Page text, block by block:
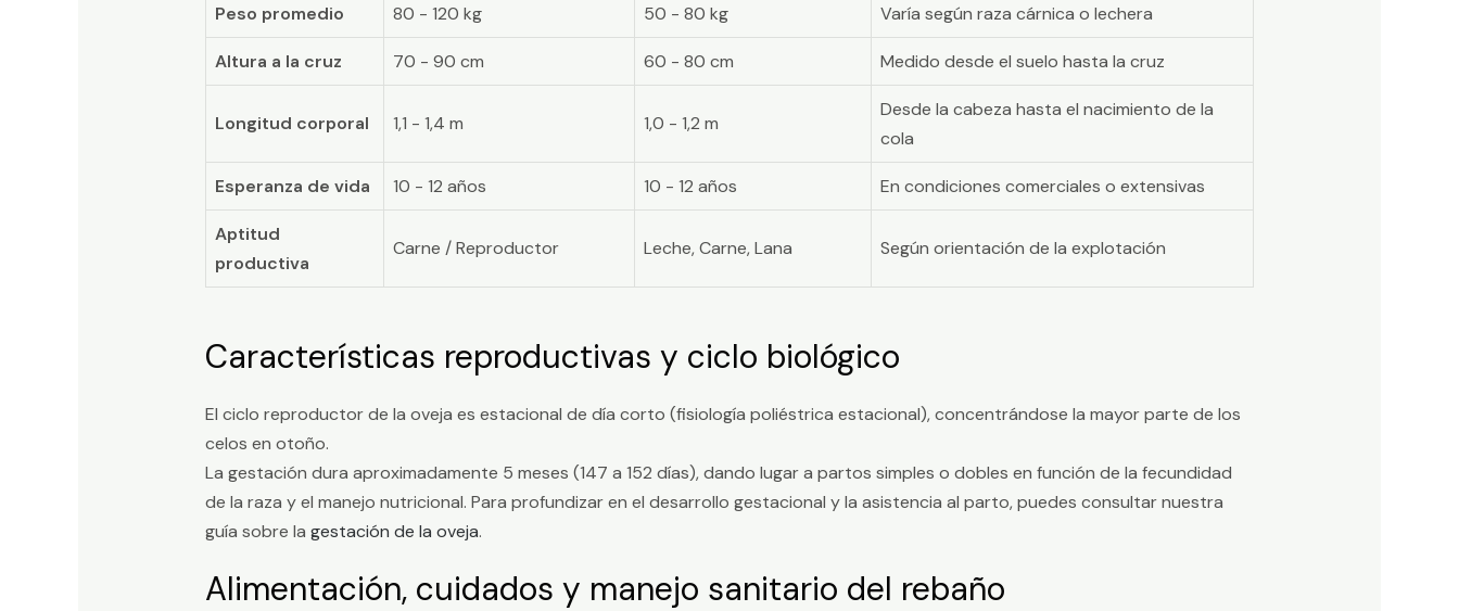
Peso promedio 80 - 120 kg 50 - 80 kg Varía según raza cárnica o lechera
Altura a la cruz 70 - 90 cm 60 - 80 cm Medido desde el suelo hasta la cruz
Longitud corporal 1,1 - 1,4 m 1,0 - 1,2 m
Desde la cabeza hasta el nacimiento de la
cola
Esperanza de vida 10 - 12 años 10 - 12 años En condiciones comerciales o extensivas
Aptitud
productiva
Carne / Reproductor Leche, Carne, Lana Según orientación de la explotación
Características reproductivas y ciclo biológico
El ciclo reproductor de la oveja es estacional de día corto (fisiología poliéstrica estacional), concentrándose la mayor parte de los
celos en otoño.
La gestación dura aproximadamente 5 meses (147 a 152 días), dando lugar a partos simples o dobles en función de la fecundidad
de la raza y el manejo nutricional. Para profundizar en el desarrollo gestacional y la asistencia al parto, puedes consultar nuestra
guía sobre la gestación de la oveja.
Alimentación, cuidados y manejo sanitario del rebaño